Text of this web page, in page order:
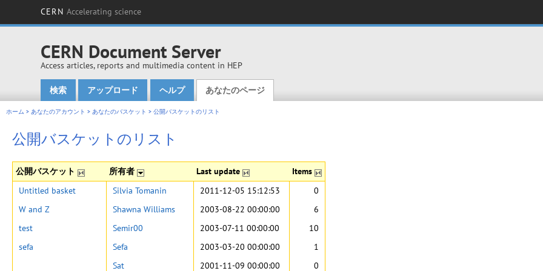
CERN Accelerating science
CERN Document Server
Access articles, reports and multimedia content in HEP
Main menu
検索 アップロード ヘルプ あなたのページ
ホーム > あなたのアカウント > あなたのバスケット > 公開バスケットのリスト
公開バスケットのリスト
公開バスケット 所有者 Last update Items
Untitled basket Silvia Tomanin 2011-12-05 15:12:53
0
W and Z
Shawna Williams 2003-08-22 00:00:00
6
test
Semir00 2003-07-11 00:00:00
10
sefa
Sefa 2003-03-20 00:00:00
1
Sat
2001-11-09 00:00:00
0